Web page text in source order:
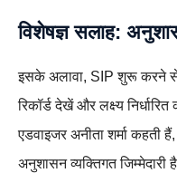
विशेषज्ञ सलाह:
इसके अलावा, SIP शुरू करने से
रिकॉर्ड देखें और लक्ष्य
एडवाइजर अनीता शर्मा कहती
अनुशासन व्यक्तिगत